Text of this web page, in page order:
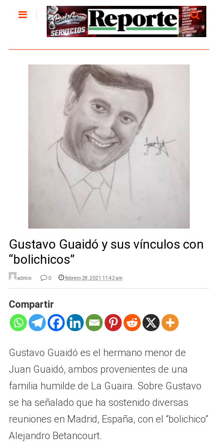
Gustavo Guaidó y sus vínculos con
“bolichicos”
admin 0 febrero 28, 2021 11:42 am
Compartir
Gustavo Guaidó es el hermano menor de
Juan Guaidó, ambos provenientes de una
familia humilde de La Guaira. Sobre Gustavo
se ha señalado que ha sostenido diversas
reuniones en Madrid, España, con el “bolichico”
Alejandro Betancourt.